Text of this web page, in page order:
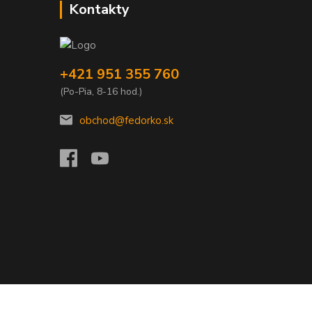
Kontakty
+421 951 355 760
(Po-Pia, 8-16 hod.)
obchod@fedorko.sk